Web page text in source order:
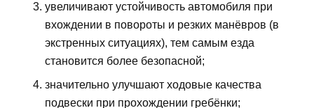
увеличивают устойчивость автомобиля при
вхождении в повороты и резких манёвров (в
экстренных ситуациях), тем самым езда
становится более безопасной;
значительно улучшают ходовые качества
подвески при прохождении гребёнки;